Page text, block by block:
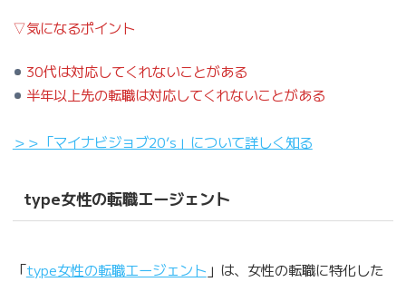
▽気になるポイント
30代は対応してくれないことがある
半年以上先の転職は対応してくれないことがある
＞＞「マイナビジョブ20’s」について詳しく知る
type女性の転職エージェント
「type女性の転職エージェント 」は、女性の転職に特化した